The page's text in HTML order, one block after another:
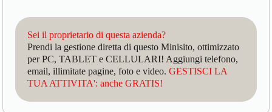
Sei il proprietario di questa azienda?
Prendi la gestione diretta di questo Minisito, ottimizzato
per PC, TABLET e CELLULARI! Aggiungi telefono,
email, illimitate pagine, foto e video.GESTISCI LA
TUA ATTIVITA': anche GRATIS!